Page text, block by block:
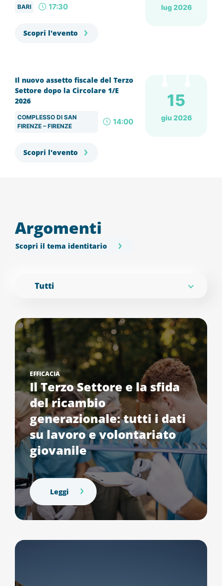
BARI 17:30
Scopri l'evento
lug 2026
Il nuovo assetto fiscale del Terzo
Settore dopo la Circolare 1/E
2026
COMPLESSO DI SAN
FIRENZE – FIRENZE
14:00
Scopri l'evento
15
giu 2026
Argomenti
Scopri il tema identitario
Tutti
EFFICACIA
Il Terzo Settore e la sfida
del ricambio
generazionale: tutti i dati
su lavoro e volontariato
giovanile
Leggi